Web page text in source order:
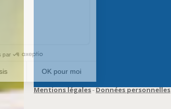
Mentions légales- Données personnelles